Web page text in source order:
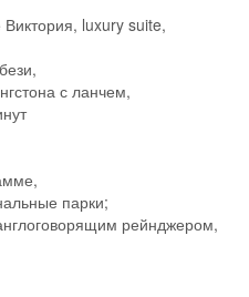
luxury suite,
с ланчем,
парки;
рейнджером,